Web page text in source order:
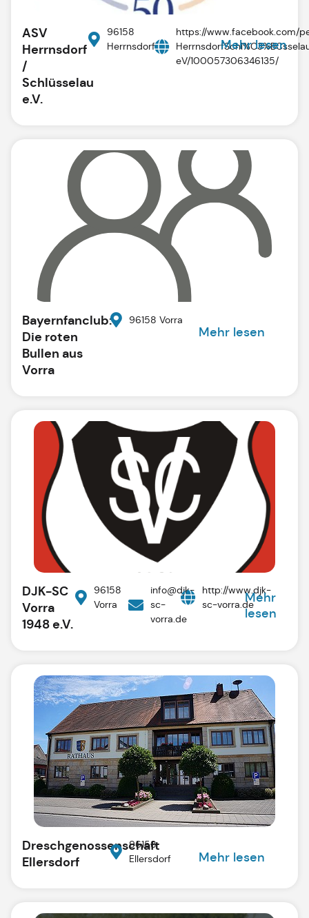
ASV
Herrnsdorf
/
Schlüsselau
e.V.
96158
Herrnsdorf
https://www.facebook.com/
eV/100057306346135/
Mehr lesen
Bayernfanclub:
Die roten
Bullen aus
Vorra
96158 Vorra
Mehr lesen
DJK-SC
Vorra
1948 e.V.
96158
Vorra
info@djk-
sc-
vorra.de
http://www.djk-
sc-vorra.deMehr
lesen
Dreschgenossenschaft
Ellersdorf
96158
Ellersdorf
Mehr lesen